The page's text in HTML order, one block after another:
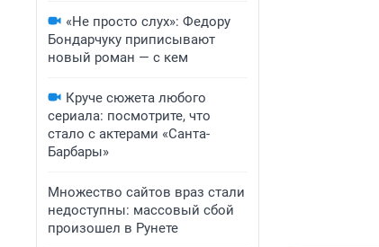
«Не просто слух»: Федору
Бондарчуку приписывают
новый роман — с кем
Круче сюжета любого
сериала: посмотрите, что
стало с актерами «Санта-
Барбары»
Множество сайтов враз стали
недоступны: массовый сбой
произошел в Рунете